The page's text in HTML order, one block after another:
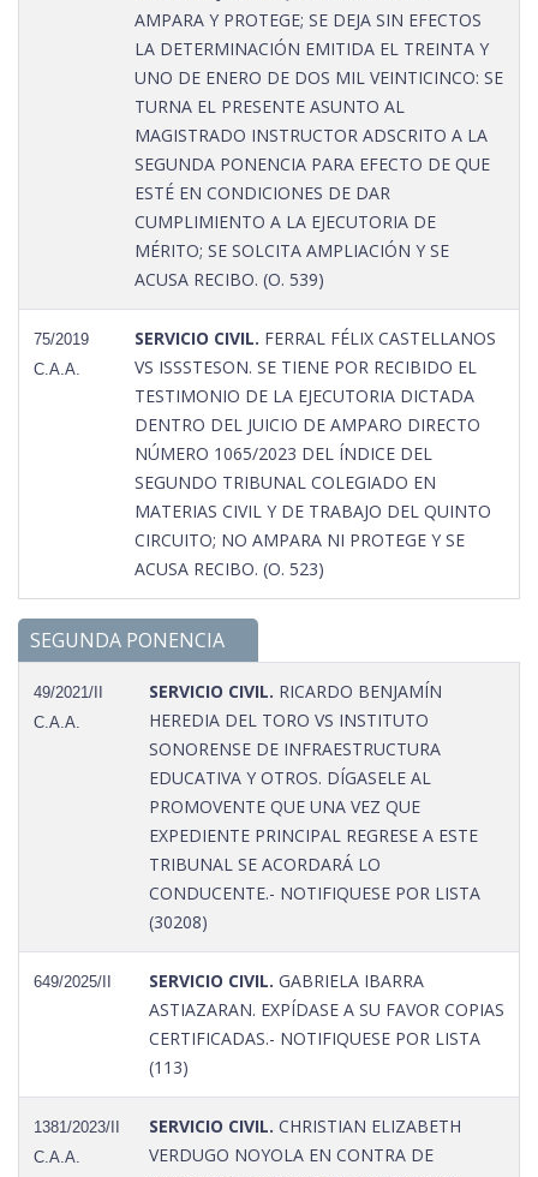
AMPARA Y PROTEGE; SE DEJA SIN EFECTOS
LA DETERMINACIÓN EMITIDA EL TREINTA Y
UNO DE ENERO DE DOS MIL VEINTICINCO: SE
TURNA EL PRESENTE ASUNTO AL
MAGISTRADO INSTRUCTOR ADSCRITO A LA
SEGUNDA PONENCIA PARA EFECTO DE QUE
ESTÉ EN CONDICIONES DE DAR
CUMPLIMIENTO A LA EJECUTORIA DE
MÉRITO; SE SOLCITA AMPLIACIÓN Y SE
ACUSA RECIBO. (O. 539)
75/2019
C.A.A.
SERVICIO CIVIL. FERRAL FÉLIX CASTELLANOS
VS ISSSTESON. SE TIENE POR RECIBIDO EL
TESTIMONIO DE LA EJECUTORIA DICTADA
DENTRO DEL JUICIO DE AMPARO DIRECTO
NÚMERO 1065/2023 DEL ÍNDICE DEL
SEGUNDO TRIBUNAL COLEGIADO EN
MATERIAS CIVIL Y DE TRABAJO DEL QUINTO
CIRCUITO; NO AMPARA NI PROTEGE Y SE
ACUSA RECIBO. (O. 523)
SEGUNDA PONENCIA
49/2021/II
C.A.A.
SERVICIO CIVIL. RICARDO BENJAMÍN
HEREDIA DEL TORO VS INSTITUTO
SONORENSE DE INFRAESTRUCTURA
EDUCATIVA Y OTROS. DÍGASELE AL
PROMOVENTE QUE UNA VEZ QUE
EXPEDIENTE PRINCIPAL REGRESE A ESTE
TRIBUNAL SE ACORDARÁ LO
CONDUCENTE.- NOTIFIQUESE POR LISTA
(30208)
649/2025/II SERVICIO CIVIL. GABRIELA IBARRA
ASTIAZARAN. EXPÍDASE A SU FAVOR COPIAS
CERTIFICADAS.- NOTIFIQUESE POR LISTA
(113)
1381/2023/II
C.A.A.
SERVICIO CIVIL. CHRISTIAN ELIZABETH
VERDUGO NOYOLA EN CONTRA DE